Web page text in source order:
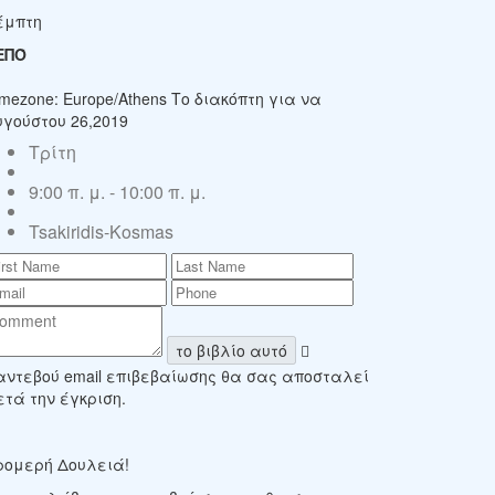
Europe/AthensΤο διακόπτη για να
26,2019
Τρίτη
9:00 π. μ. - 10:00 π. μ.
Tsakiridis-Kosmas
το βιβλίο αυτό
email επιβεβαίωσης θα σας αποσταλεί
την έγκριση.
Δουλειά!